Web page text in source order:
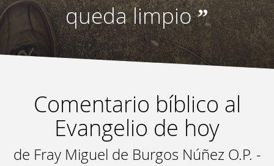
queda limpio”
Comentario bíblico al
Evangelio de hoy
de Fray Miguel de Burgos Núñez O.P. -